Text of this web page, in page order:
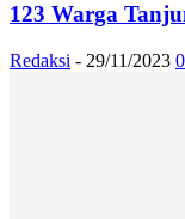
123 Warga
Redaksi - 29/11/2023 0